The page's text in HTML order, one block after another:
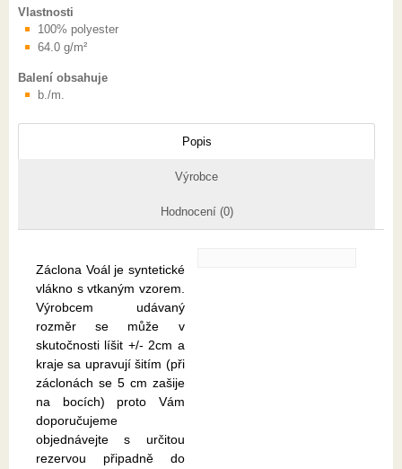
Vlastnosti
100% polyester
64.0 g/m²
Balení obsahuje
b./m.
Popis
Výrobce
Hodnocení (0)
Záclona Voál je syntetické
vlákno s vtkaným vzorem.
Výrobcem udávaný
rozměr se může v
skutočnosti líšit +/- 2cm a
kraje sa upravují šitím (při
záclonách se 5 cm zašije
na bocích) proto Vám
doporučujeme
objednávejte s určitou
rezervou připadně do